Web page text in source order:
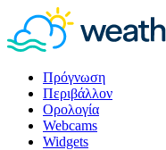
Πρόγνωση
Περιβάλλον
Ορολογία
Webcams
Widgets